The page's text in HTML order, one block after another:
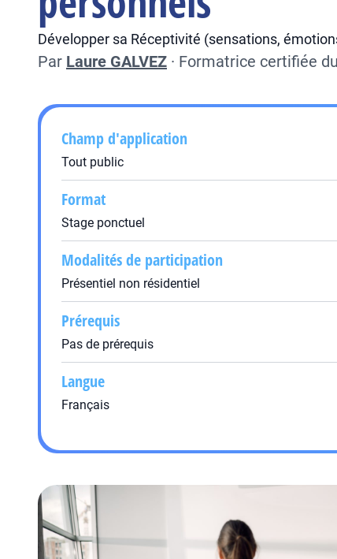
Développer sa Réceptivité (sensations,
Par Laure GALVEZ · Formatrice certifiée
Champ d'application
Tout public
Format
Stage ponctuel
Modalités de participation
Présentiel non résidentiel
Prérequis
Pas de prérequis
Langue
Français